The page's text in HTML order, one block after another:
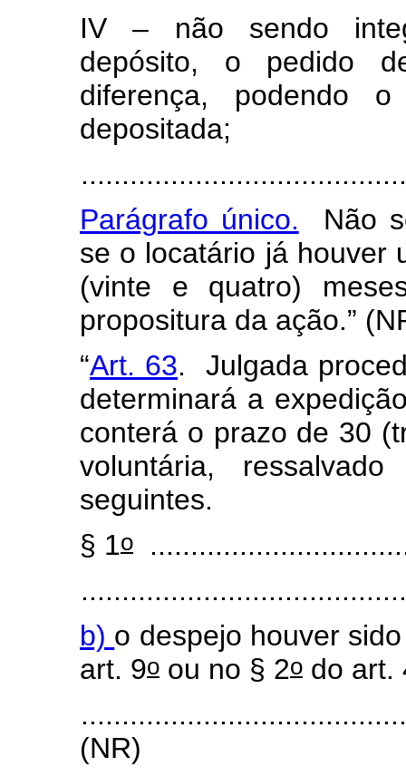
IV – não sendo
depósito, o pedido
diferença, podendo
depositada;
Parágrafo único. Não
se o locatário já houver
(vinte e quatro)
propositura da ação.”
“Art. 63. Julgada
determinará a
conterá o prazo de 30
voluntária,
seguintes.
§ 1o
b) o despejo houver
art. 9o ou no § 2o do art.
(NR)